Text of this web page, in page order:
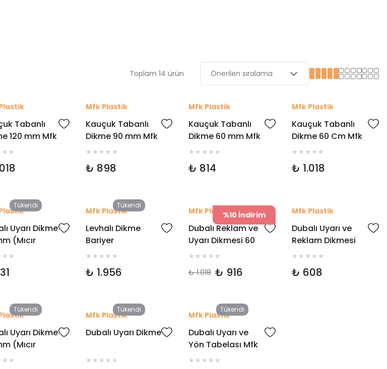
Toplam 14 ürün
Tabanlı
120 mm Mfk
Mfk Plastik
Kauçuk Tabanlı
Dikme 90 mm Mfk
4095
₺ 898
Mfk Plastik
Kauçuk Tabanlı
Dikme 60 mm Mfk
4065
₺ 814
Mfk Plastik
Kauçuk Tabanlı
Dikme 60 Cm Mfk
4055
₺ 1.018
Tükendi
Uyarı Dikme
(Mıcır
Mfk 4110
Tükendi
Mfk Plastik
Levhalı Dikme
Bariyer
₺ 1.956
%10 İndirim
Mfk Plastik
Dubalı Reklam ve
Uyarı Dikmesi 60
mm (Mıcır
₺ 1.018 ₺ 916
Mfk Plastik
Dubalı Uyarı ve
Reklam Dikmesi
Mfk 4020
₺ 608
Tükendi
Uyarı Dikme
(Mıcır
Mfk 4090
Tükendi
Mfk Plastik
Dubalı Uyarı Dikme
Tükendi
Mfk Plastik
Dubalı Uyarı ve
Yön Tabelası Mfk
4030